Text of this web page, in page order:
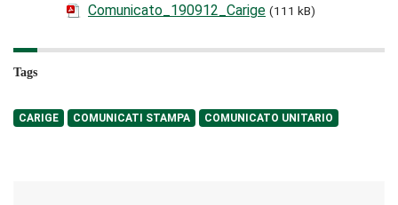
Comunicato_190912_Carige (111 kB)
Tags
CARIGE COMUNICATI STAMPA COMUNICATO UNITARIO